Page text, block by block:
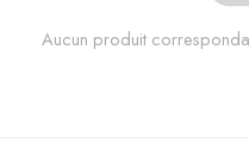
Aucun produit